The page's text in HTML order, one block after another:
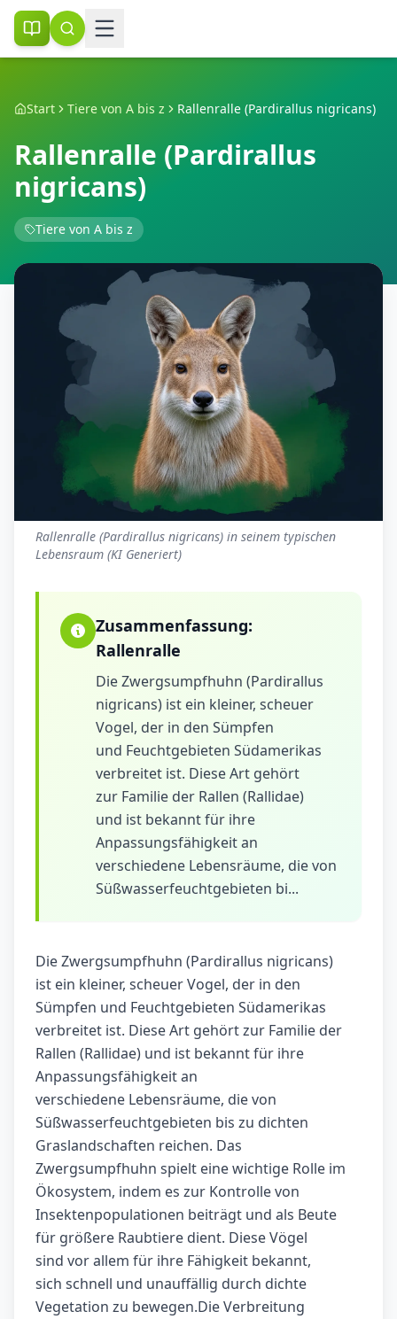
Start Tiere von A bis z Rallenralle (Pardirallus nigricans)
Rallenralle (Pardirallus
nigricans)
Tiere von A bis z
Rallenralle (Pardirallus nigricans) in seinem typischen
Lebensraum (KI Generiert)
Zusammenfassung:
Rallenralle
Die Zwergsumpfhuhn (Pardirallus
nigricans) ist ein kleiner, scheuer
Vogel, der in den Sümpfen
und Feuchtgebieten Südamerikas
verbreitet ist. Diese Art gehört
zur Familie der Rallen (Rallidae)
und ist bekannt für ihre
Anpassungsfähigkeit an
verschiedene Lebensräume, die von
Süßwasserfeuchtgebieten bi...
Die Zwergsumpfhuhn (Pardirallus nigricans)
ist ein kleiner, scheuer Vogel, der in den
Sümpfen und Feuchtgebieten Südamerikas
verbreitet ist. Diese Art gehört zur Familie der
Rallen (Rallidae) und ist bekannt für ihre
Anpassungsfähigkeit an
verschiedene Lebensräume, die von
Süßwasserfeuchtgebieten bis zu dichten
Graslandschaften reichen. Das
Zwergsumpfhuhn spielt eine wichtige Rolle im
Ökosystem, indem es zur Kontrolle von
Insektenpopulationen beiträgt und als Beute
für größere Raubtiere dient. Diese Vögel
sind vor allem für ihre Fähigkeit bekannt,
sich schnell und unauffällig durch dichte
Vegetation zu bewegen.Die Verbreitung